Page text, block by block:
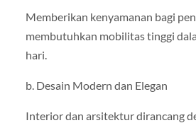
Memberikan kenyamanan bagi
membutuhkan mobilitas tinggi
hari.
b. Desain Modern dan Elegan
Interior dan arsitektur dirancang